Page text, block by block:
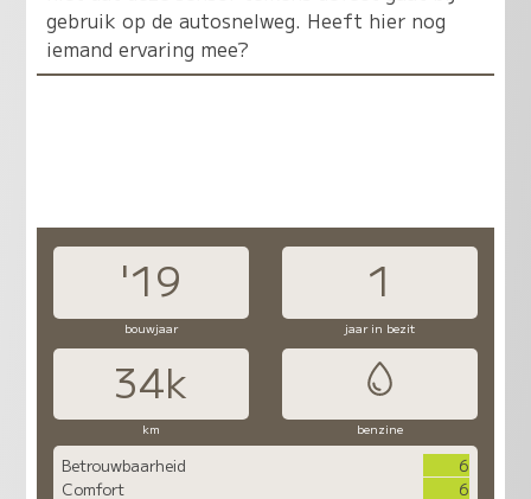
gebruik op de autosnelweg. Heeft hier nog
iemand ervaring mee?
'19 1
bouwjaar jaar in bezit
34k
km benzine
Betrouwbaarheid
6
Comfort
6